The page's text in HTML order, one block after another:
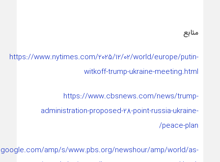
منابع
https://www.nytimes.com/2025/12/02/world/europe/putin-
witkoff-trump-ukraine-meeting.html
https://www.cbsnews.com/news/trump-
administration-proposed-28-point-russia-ukraine-
peace-plan/
amp/s/www.pbs.org/newshour/amp/world/as-